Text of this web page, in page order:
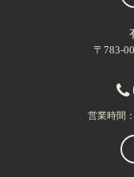
〒783-
営業時間